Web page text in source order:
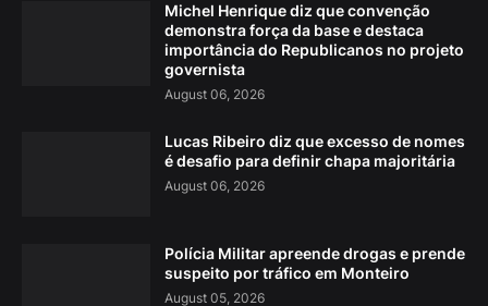
Michel Henrique diz que convenção
demonstra força da base e destaca
importância do Republicanos no projeto
governista
August 06, 2026
Lucas Ribeiro diz que excesso de nomes
é desafio para definir chapa majoritária
August 06, 2026
Polícia Militar apreende drogas e prende
suspeito por tráfico em Monteiro
August 05, 2026